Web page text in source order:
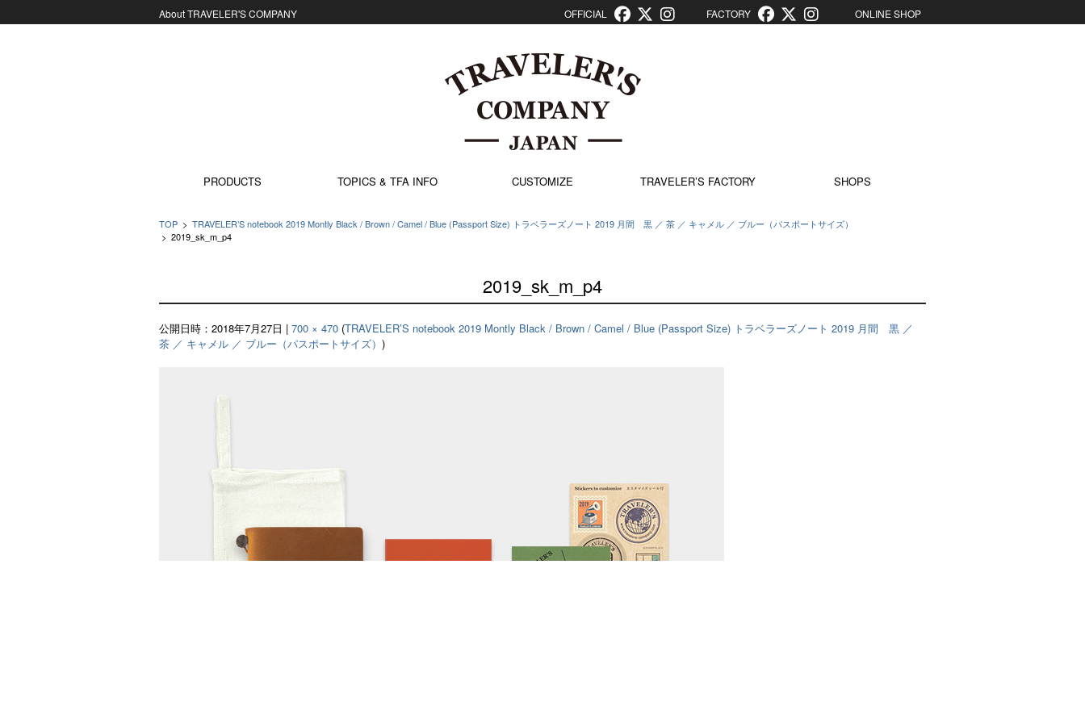
About TRAVELER'S COMPANY OFFICIAL FACTORY ONLINE SHOP
PRODUCTS
TOPICS & TFA INFO CUSTOMIZE TRAVELER’S FACTORY SHOPS
TOP > TRAVELER’S notebook 2019 Montly Black / Brown / Camel / Blue (Passport Size) トラベラーズノート 2019 月間 黒 ／ 茶 ／ キャメル ／ ブルー（パスポートサイズ）
> 2019_sk_m_p4
2019_sk_m_p4
公開日時： 2018年7月27日 | 700 × 470 (TRAVELER’S notebook 2019 Montly Black / Brown / Camel / Blue (Passport Size) トラベラーズノート 2019 月間 黒 ／
茶 ／ キャメル ／ ブルー（パスポートサイズ） )